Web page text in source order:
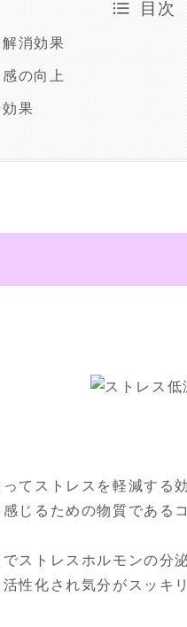
目次
消効果
の向上
果
てストレスを軽減する
じるための物質である
ストレスホルモンの分
性化され気分がスッキ